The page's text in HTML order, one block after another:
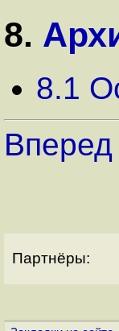
8.
8.1
Вперед
Партнёры: